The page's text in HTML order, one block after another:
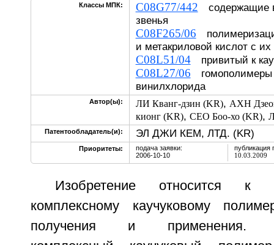
Классы МПК: C08G77/442 содержащие
звенья
C08F265/06
и метакриловой кислот с
C08L51/04привитый к
C08L27/06
винилхлорида
Автор(ы): ЛИ Кванг-дзин (KR), АХН
кионг (KR), СЕО Боо-хо (KR),
Патентообладатель(и): ЭЛ ДЖИ КЕМ, ЛТД. (KR)
Приоритеты:
подача заявки:
2006-10-10
публикация
10.03.2009
Изобретение относится к
комплексному каучуковому
получения и применения.